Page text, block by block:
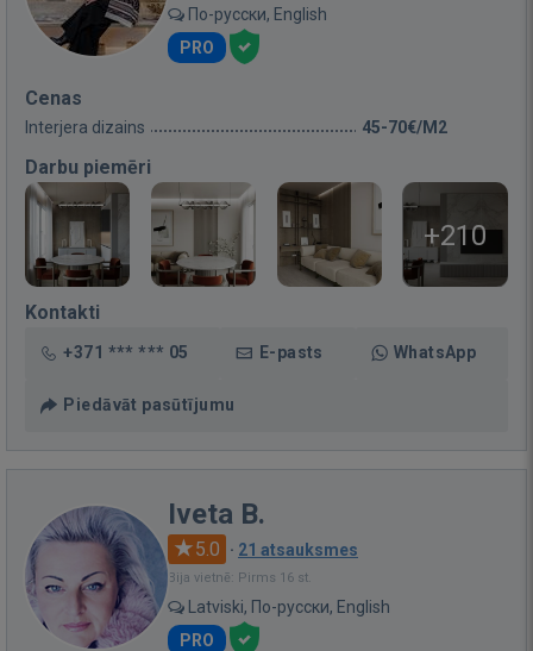
По-русски, English
PRO
Cenas
Interjera dizains 45-70€/M2
Darbu piemēri
+210
Kontakti
+371 *** *** 05 E-pasts WhatsApp
Piedāvāt pasūtījumu
Iveta B.
5.0 · 21 atsauksmes
Bija vietnē: Pirms 16 st.
Latviski, По-русски, English
PRO